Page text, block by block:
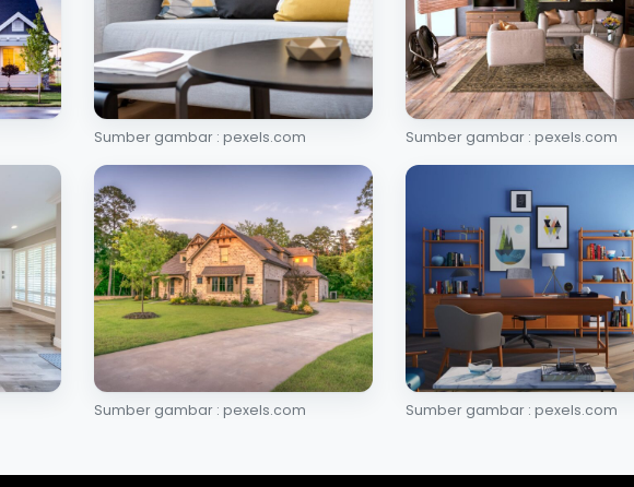
Sumber gambar : pexels.com Sumber gambar : pexels.com
Sumber gambar : pexels.com Sumber gambar : pexels.com